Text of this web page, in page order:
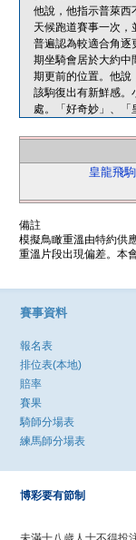
他說，他指示普萊西
天候跑道賽事一次
普遍認為較適合角逐
期坐騎會居於大約中
期更前的位置。他說
該駒復出有新鮮感。
處。「好奇妙」、「
皇龍飛駒
備註
模擬鳥瞰重溫由特約供
重溫片段出現偏差。本
賽事資料
報名表
排位表(本地)
賠率
賽果
騎師分場表
練馬師分場表
博彩要有節制